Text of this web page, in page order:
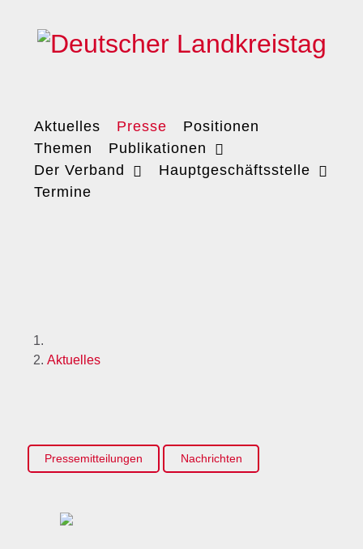
Aktuelles Presse
Positionen
Themen
Publikationen
Der Verband
Hauptgeschäftsstelle
Termine
Aktuelles
Pressemitteilungen Nachrichten